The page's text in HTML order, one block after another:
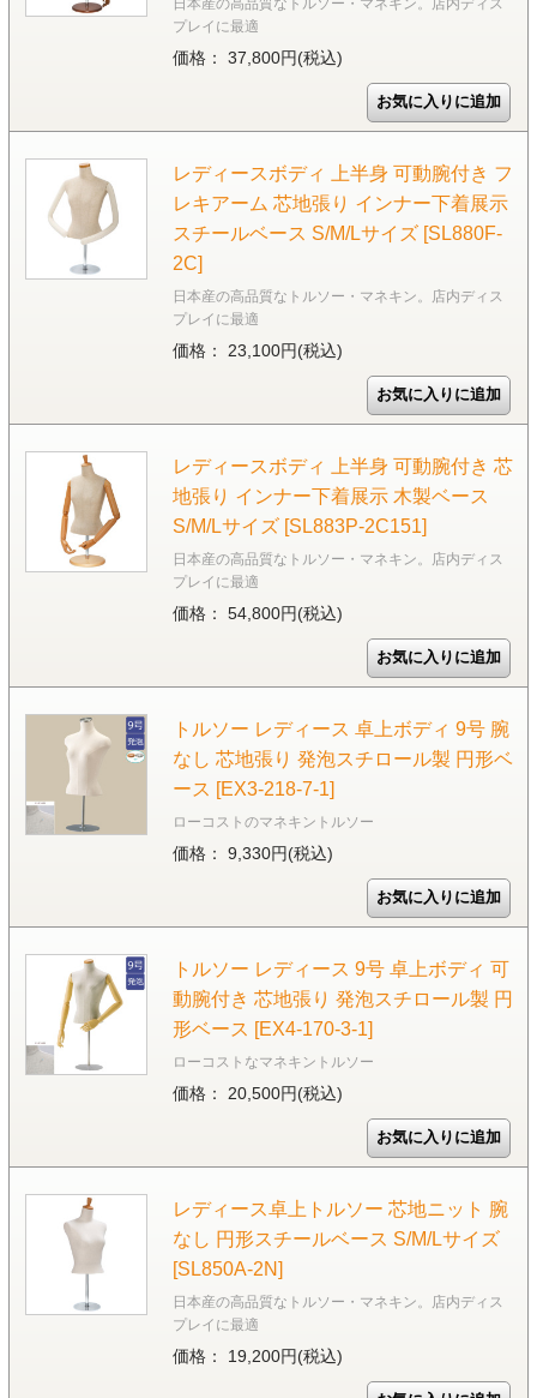
プレイに最適
価格： 37,800円(税込)
レディースボディ 上半身 可動腕付き フ
レキアーム 芯地張り インナー下着展示
スチールベース S/M/Lサイズ [SL880F-
2C]
日本産の高品質なトルソー・マネキン。店内ディス
プレイに最適
価格： 23,100円(税込)
レディースボディ 上半身 可動腕付き 芯
地張り インナー下着展示 木製ベース
S/M/Lサイズ [SL883P-2C151]
日本産の高品質なトルソー・マネキン。店内ディス
プレイに最適
価格： 54,800円(税込)
トルソー レディース 卓上ボディ 9号 腕
なし 芯地張り 発泡スチロール製 円形ベ
ース [EX3-218-7-1]
ローコストのマネキントルソー
価格： 9,330円(税込)
トルソー レディース 9号 卓上ボディ 可
動腕付き 芯地張り 発泡スチロール製 円
形ベース [EX4-170-3-1]
ローコストなマネキントルソー
価格： 20,500円(税込)
レディース卓上トルソー 芯地ニット 腕
なし 円形スチールベース S/M/Lサイズ
[SL850A-2N]
日本産の高品質なトルソー・マネキン。店内ディス
プレイに最適
価格： 19,200円(税込)